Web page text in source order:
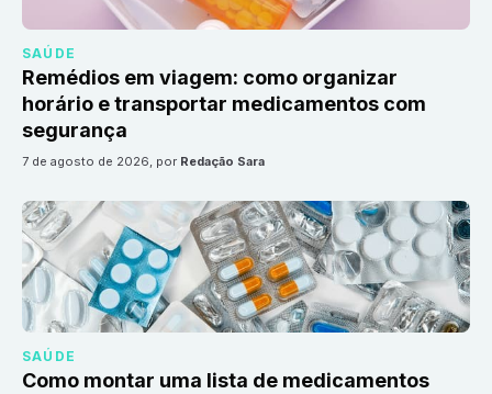
SAÚDE
Remédios em viagem: como organizar
horário e transportar medicamentos com
segurança
7 de agosto de 2026, por Redação Sara
SAÚDE
Como montar uma lista de medicamentos